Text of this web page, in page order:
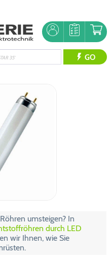
GO
umsteigen? In
durch LED
wir Ihnen, wie Sie